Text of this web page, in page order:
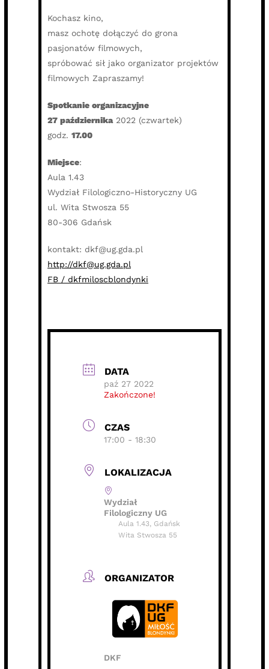
Kochasz kino,
masz ochotę dołączyć do grona
pasjonatów filmowych,
spróbować sił jako organizator projektów
filmowych Zapraszamy!
Spotkanie organizacyjne
27 października2022 (czwartek)
godz. 17.00
Miejsce:
Aula 1.43
Wydział Filologiczno-Historyczny UG
ul. Wita Stwosza 55
80-306 Gdańsk
kontakt: dkf@ug.gda.pl
http://dkf@ug.gda.pl
FB / dkfmiloscblondynki
DATA
paź 27 2022
Zakończone!
CZAS
17:00 - 18:30
LOKALIZACJA
Wydział
Filologiczny UG
Aula 1.43, Gdańsk
Wita Stwosza 55
ORGANIZATOR
DKF